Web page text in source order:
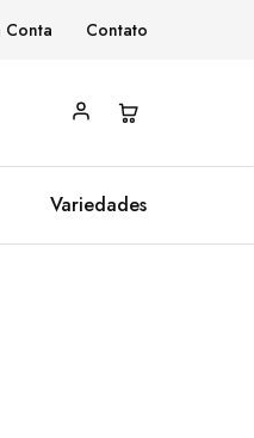
Conta Contato
Variedades